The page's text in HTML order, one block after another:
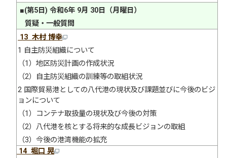
■(第5日) 令和6年 9月 30日（月曜日）
質疑・一般質問
13木村 博幸
1 自主防災組織について
（1）地区防災計画の作成状況
（2）自主防災組織の訓練等の取組状況
2 国際貿易港としての八代港の現状及び課題並びに今後のビジ
ョンについて
（1）コンテナ取扱量の現状及び今後の対策
（2）八代港を核とする将来的な成長ビジョンの取組
（3）今後の港湾機能の拡充
14堀口 晃